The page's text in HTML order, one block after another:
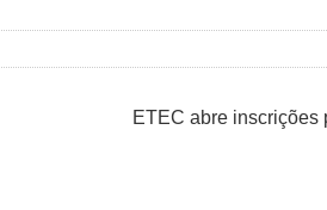
ETEC abre inscrições